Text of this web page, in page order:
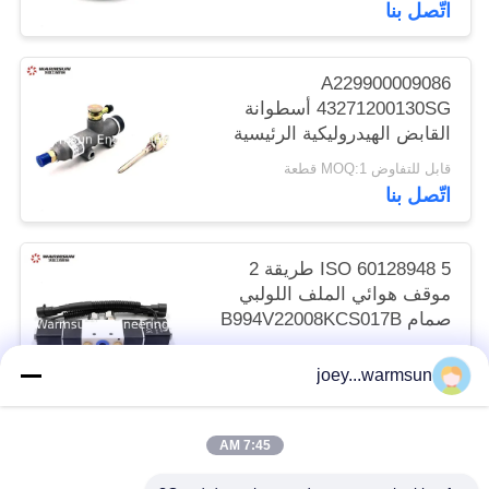
اتّصل بنا
A229900009086
43271200130SG أسطوانة
القابض الهيدروليكية الرئيسية
قابل للتفاوض MOQ:1 قطعة
اتّصل بنا
ISO 60128948 5 طريقة 2
موقف هوائي الملف اللولبي
صمام B994V22008KCS017B
قابل للتفاوض MOQ:1 قطعة
اتّصل بنا
joey...warmsun
7:45 AM